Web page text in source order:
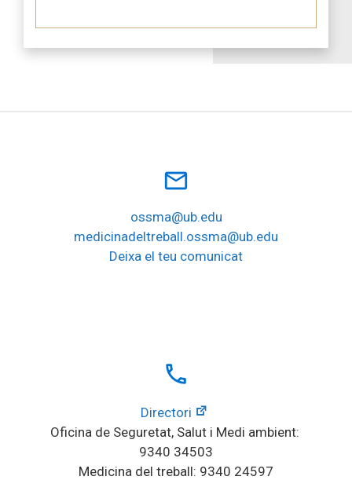
mail_outline
ossma@ub.edu
medicinadeltreball.ossma@ub.edu
Deixa el teu comunicat
local_phone
Directori
Oficina de Seguretat, Salut i Medi ambient:
9340 34503
Medicina del treball: 9340 24597